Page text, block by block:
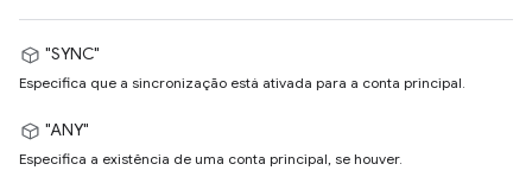
"SYNC"
Especifica que a sincronização está ativada para a conta principal.
"ANY"
Especifica a existência de uma conta principal, se houver.